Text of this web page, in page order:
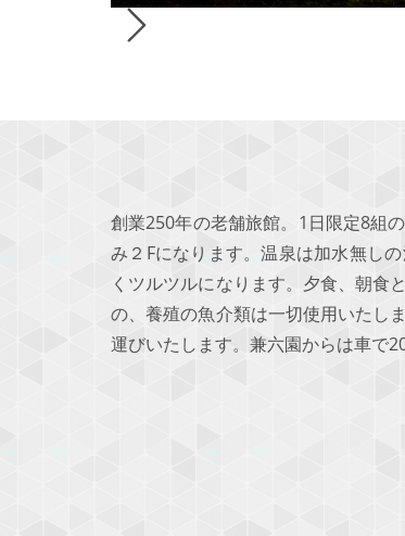
創業250年の老舗旅館。1日限定8組
み２Fになります。温泉は加水無し
くツルツルになります。夕食、朝食
の、養殖の魚介類は一切使用いたし
運びいたします。兼六園からは車で